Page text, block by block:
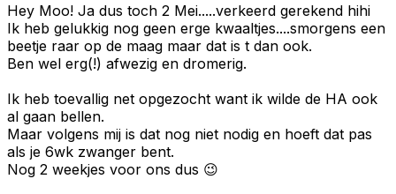
Hey Moo! Ja dus toch 2 Mei.....verkeerd gerekend hihi
Ik heb gelukkig nog geen erge kwaaltjes....smorgens een
beetje raar op de maag maar dat is t dan ook.
Ben wel erg(!) afwezig en dromerig.
Ik heb toevallig net opgezocht want ik wilde de HA ook
al gaan bellen.
Maar volgens mij is dat nog niet nodig en hoeft dat pas
als je 6wk zwanger bent.
Nog 2 weekjes voor ons dus 😉